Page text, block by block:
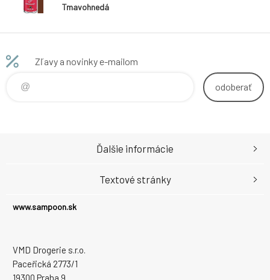
Tmavohnedá
Zľavy a novinky e-mailom
odoberať
www.sampoon.sk
VMD Drogerie s.r.o.
Paceřická 2773/1
19300 Praha 9
Ďalšie informácie
Textové stránky